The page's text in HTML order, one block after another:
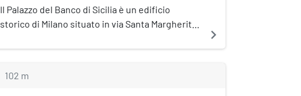
Il Palazzo del Banco di Sicilia è un edificio
storico di Milano situato in via Santa Margherita
navigate_next
102 m